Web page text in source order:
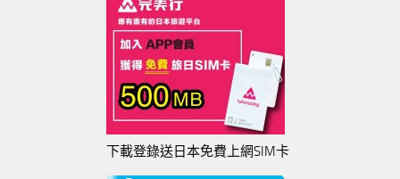
下載登錄送日本免費上網SIM卡